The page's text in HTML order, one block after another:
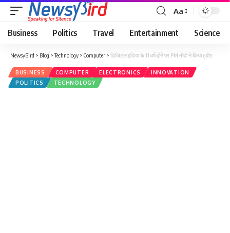
Aa
Business Politics Travel Entertainment Science
NewsyBird > Blog >Technology > Computer > डिजिटल इंडिया के 11 वर्ष होने पर PM मोदी ने किया ट्वीट
BUSINESS COMPUTER ELECTRONICS
INNOVATION
POLITICS
TECHNOLOGY